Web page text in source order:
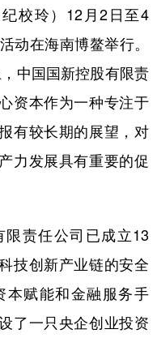
河北 山西
上海 江苏
海南 重庆
云南 西藏
校玲）12月2日至4
动在海南博鳌举行。
中国国新控股有限责
资本作为一种专注于
有较长期的展望，对
力发展具有重要的促
责任公司已成立13
技创新产业链的安全
本赋能和金融服务手
了一只央企创业投资